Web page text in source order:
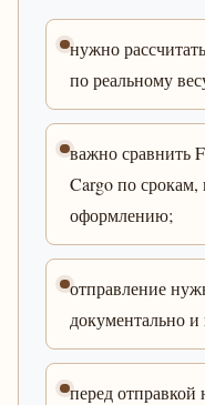
нужно
по реальному
важно сравнить
Cargo по срокам,
оформлению;
отправление
документально
перед